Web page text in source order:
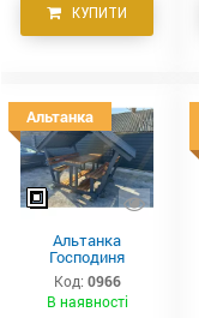
КУПИТИ
Альтанка
Альтанка
Господиня
Код: 0966
В наявності